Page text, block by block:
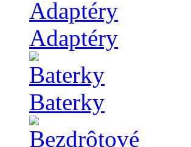
Adaptéry
Baterky